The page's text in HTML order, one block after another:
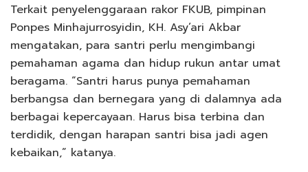
Terkait penyelenggaraan rakor FKUB, pimpinan
Ponpes Minhajurrosyidin, KH. Asy’ari Akbar
mengatakan, para santri perlu mengimbangi
pemahaman agama dan hidup rukun antar umat
beragama. “Santri harus punya pemahaman
berbangsa dan bernegara yang di dalamnya ada
berbagai kepercayaan. Harus bisa terbina dan
terdidik, dengan harapan santri bisa jadi agen
kebaikan,” katanya.